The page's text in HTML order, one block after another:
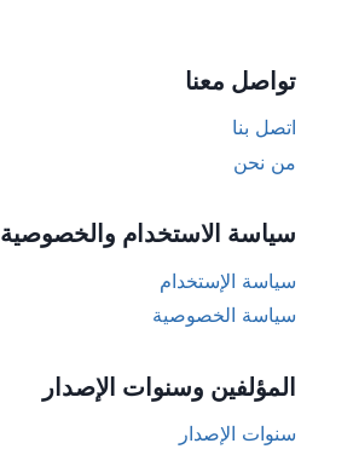
تواصل معنا
اتصل بنا
من نحن
سياسة الاستخدام والخصوصية
سياسة الإستخدام
سياسة الخصوصية
المؤلفين وسنوات الإصدار
سنوات الإصدار